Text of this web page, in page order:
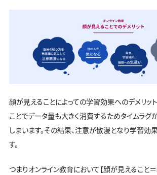
顔が見えることによっての学習効果へのデメリッ
ことでデータ量も大きく消費するためタイムラグ
しまいます。その結果、注意が散漫となり学習効
す。
つまりオンライン教育において【顔が見えること